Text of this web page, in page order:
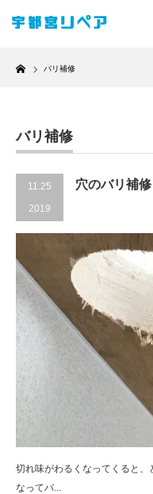
Home
バリ補修
バリ補修
11.25
2019
穴のバリ補修
切れ味がわるくなってくると、
なってバ...